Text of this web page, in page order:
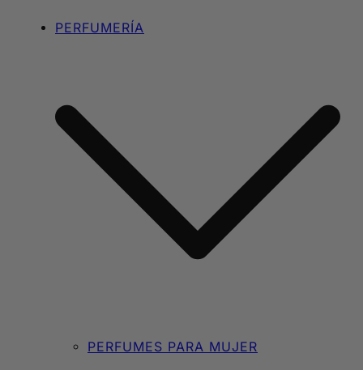
PERFUMERÍA
PERFUMES PARA MUJER